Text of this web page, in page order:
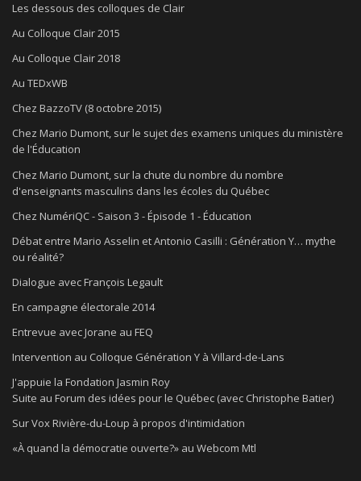
Les dessous des colloques de Clair
Au Colloque Clair 2015
Au Colloque Clair 2018
Au TEDxWB
Chez BazzoTV (8 octobre 2015)
Chez Mario Dumont, sur le sujet des examens uniques du ministère
de l'Éducation
Chez Mario Dumont, sur la chute du nombre du nombre
d'enseignants masculins dans les écoles du Québec
Chez NumériQC - Saison 3 - Épisode 1 - Éducation
Débat entre Mario Asselin et Antonio Casilli : Génération Y… mythe
ou réalité?
Dialogue avec François Legault
En campagne électorale 2014
Entrevue avec Jorane au FEQ
Intervention au Colloque Génération Y à Villard-de-Lans
J'appuie la Fondation Jasmin Roy
Suite au Forum des idées pour le Québec (avec Christophe Batier)
Sur Vox Rivière-du-Loup à propos d'intimidation
«À quand la démocratie ouverte?» au Webcom Mtl